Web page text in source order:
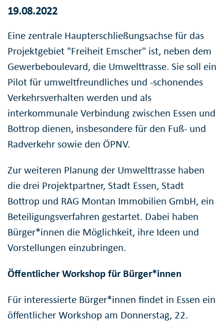
19.08.2022
Eine zentrale Haupterschließungsachse für das
Projektgebiet "Freiheit Emscher" ist, neben dem
Gewerbeboulevard, die Umwelttrasse. Sie soll ein
Pilot für umweltfreundliches und -schonendes
Verkehrsverhalten werden und als
interkommunale Verbindung zwischen Essen und
Bottrop dienen, insbesondere für den Fuß- und
Radverkehr sowie den ÖPNV.
Zur weiteren Planung der Umwelttrasse haben
die drei Projektpartner, Stadt Essen, Stadt
Bottrop und RAG Montan Immobilien GmbH, ein
Beteiligungsverfahren gestartet. Dabei haben
Bürger*innen die Möglichkeit, ihre Ideen und
Vorstellungen einzubringen.
Öffentlicher Workshop für Bürger*innen
Für interessierte Bürger*innen findet in Essen ein
öffentlicher Workshop am Donnerstag, 22.